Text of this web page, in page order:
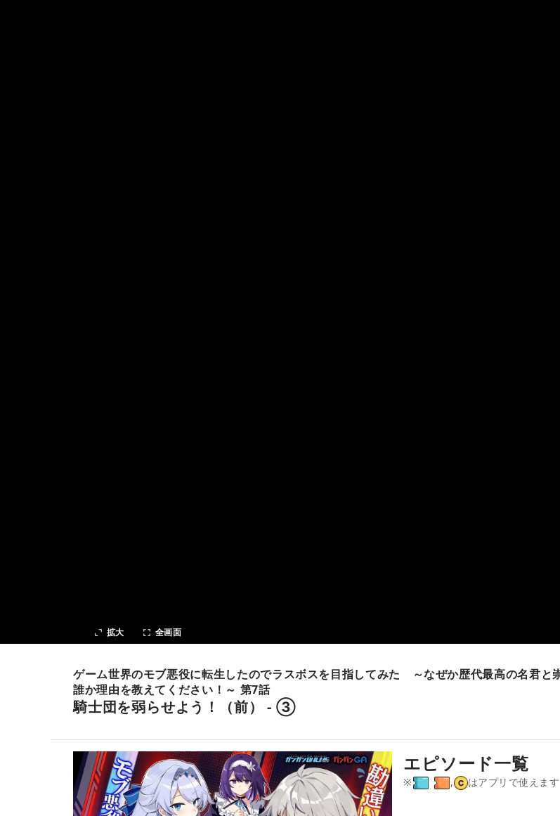
次の話
拡大 全画面
ゲーム世界のモブ悪役に転生したのでラスボスを目指してみた ～なぜか歴代最高の名君と
誰か理由を教えてください！～ 第7話
騎士団を弱らせよう！（前） - ③
エピソード一覧
※ , はアプリで使えます